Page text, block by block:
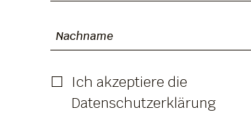
Ich akzeptiere die
Datenschutzerklärung